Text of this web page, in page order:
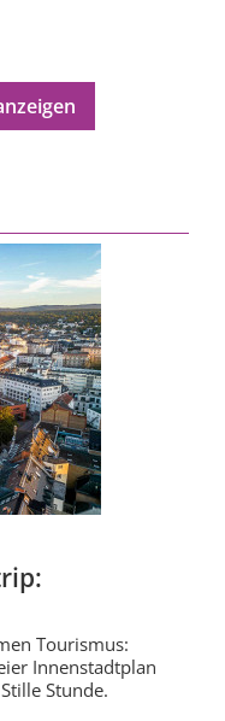
Tourismus:
Innenstadtplan
Stunde.